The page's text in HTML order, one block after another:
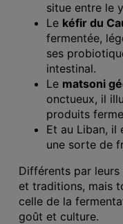
situe entre le
Le kéfir du
fermentée,
ses
intestinal.
Le matsoni
onctueux, il
produits
Et au Liban, il
une sorte de
Différents par leurs
et traditions, mais
celle de la
goût et culture.